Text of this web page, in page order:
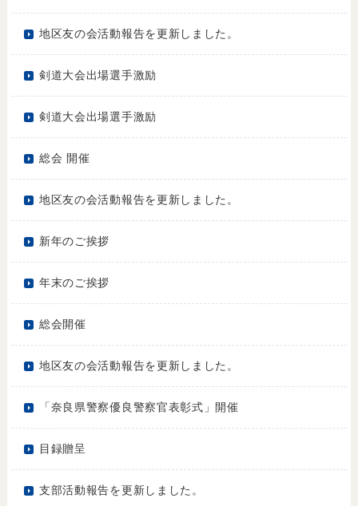
地区友の会活動報告を更新しました。
剣道大会出場選手激励
剣道大会出場選手激励
総会 開催
地区友の会活動報告を更新しました。
新年のご挨拶
年末のご挨拶
総会開催
地区友の会活動報告を更新しました。
「奈良県警察優良警察官表彰式」開催
目録贈呈
支部活動報告を更新しました。